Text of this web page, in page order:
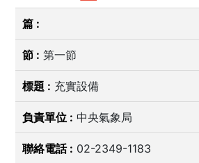
第一節
充實設備
中央氣象局
02-2349-1183